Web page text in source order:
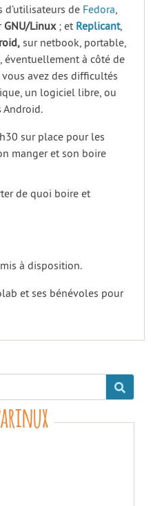
d’utilisateurs de Fedora,
GNU/Linux; et Replicant,
sur netbook, portable,
éventuellement à côté de
avez des difficultés
un logiciel libre, ou
Android.
sur place pour les
manger et son boire
de quoi boire et
à disposition.
et ses bénévoles pour